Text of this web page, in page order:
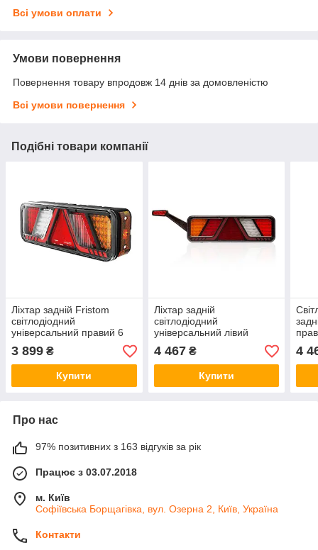
Всі умови оплати
Умови повернення
Повернення товару впродовж 14 днів за домовленістю
Всі умови повернення
Подібні товари компанії
Ліхтар задній Fristom
світлодіодний
універсальний правий 6
функцій FT-700-066 P LED
3 899 ₴
Купити
Ліхтар задній
світлодіодний
універсальний лівий
Fristom 6 функцій FT-700-
146 L LED
4 467₴
Купити
FT-
4
Про нас
97% позитивних з 163 відгуків за рік
Працює з 03.07.2018
м. Київ
Софіївська Борщагівка, вул. Озерна 2, Київ, Україна
Контакти